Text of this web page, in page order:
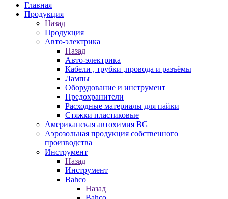
Главная
Продукция
Назад
Продукция
Авто-электрика
Назад
Авто-электрика
Кабели , трубки ,провода и разъёмы
Лампы
Оборудование и инструмент
Предохранители
Расходные материалы для пайки
Стяжки пластиковые
Американская автохимия BG
Аэрозольная продукция собственного
производства
Инструмент
Назад
Инструмент
Bahco
Назад